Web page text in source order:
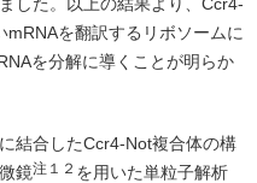
を翻訳するリボソームに
を分解に導くことが明らか
結合したCcr4-Not複合体の構
鏡注１２ を用いた単粒子解析